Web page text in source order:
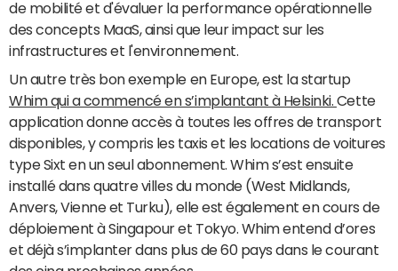
de mobilité et d'évaluer la performance opérationnelle
des concepts MaaS, ainsi que leur impact sur les
infrastructures et l'environnement.
Un autre très bon exemple en Europe, est la startup
Whim qui a commencé en s’implantant à Helsinki. Cette
application donne accès à toutes les offres de transport
disponibles, y compris les taxis et les locations de voitures
type Sixt en un seul abonnement. Whim s’est ensuite
installé dans quatre villes du monde (West Midlands,
Anvers, Vienne et Turku), elle est également en cours de
déploiement à Singapour et Tokyo. Whim entend d’ores
et déjà s’implanter dans plus de 60 pays dans le courant